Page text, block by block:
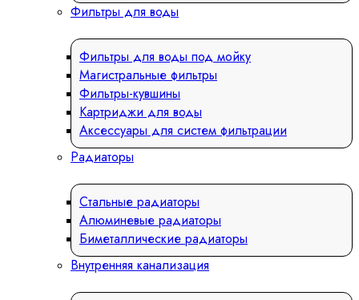
Фильтры для воды
Фильтры для воды под мойку
Магистральные фильтры
Фильтры-кувшины
Картриджи для воды
Аксессуары для систем фильтрации
Радиаторы
Стальные радиаторы
Алюминевые радиаторы
Биметаллические радиаторы
Внутренняя канализация